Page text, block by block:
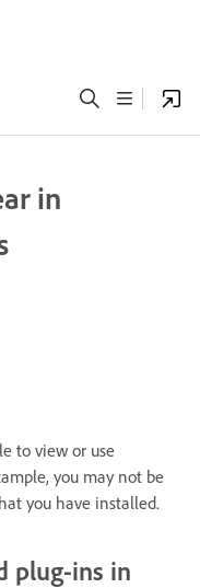
in
to view or use
you may not be
you have installed.
plug-ins in